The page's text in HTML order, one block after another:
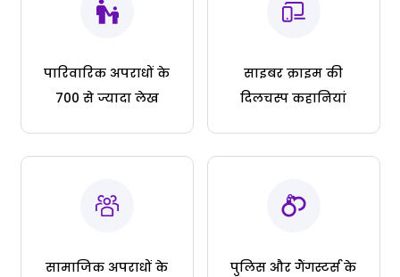
पारिवारिक अपराधों के
700 से ज्यादा लेख
साइबर क्राइम की
दिलचस्प कहानियां
सामाजिक अपराधों के
पुलिस और गैंगस्टर्स के